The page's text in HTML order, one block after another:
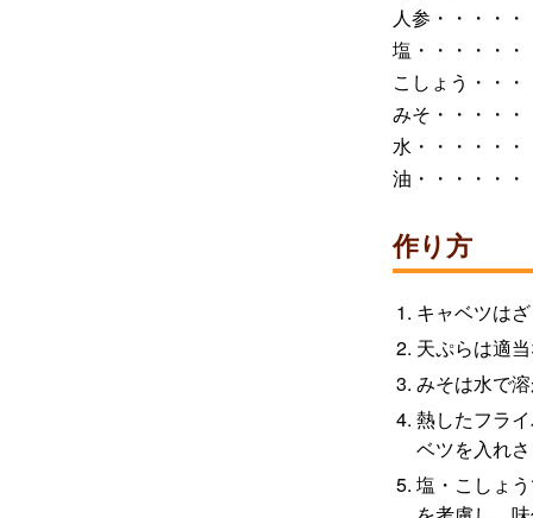
人参・・・・
塩・・・・・
こしょう・・
みそ・・・・
水・・・・・
油・・・・・
作り方
キャベツは
天ぷらは適
みそは水で
熱したフラ
ベツを入れ
塩・こしょ